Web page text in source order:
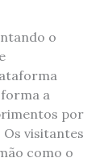
o
a
por
visitantes
como o